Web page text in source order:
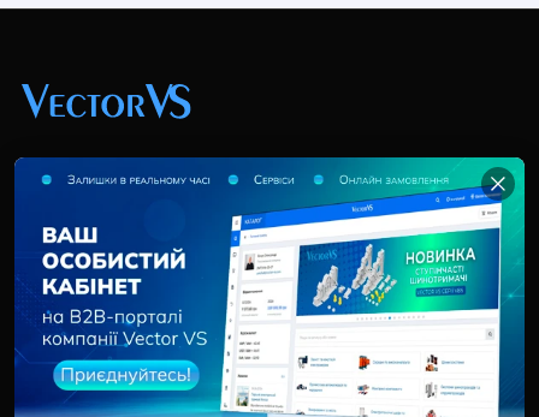
+38 (044) 369 51 57
02095, Україна, м. Київ, вул. Трускавецька, 10-В, оф.
info@vector-vs.com